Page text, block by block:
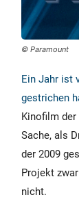
© Paramount
Ein Jahr ist
gestrichen
Kinofilm der
Sache, als
der 2009
Projekt
nicht.